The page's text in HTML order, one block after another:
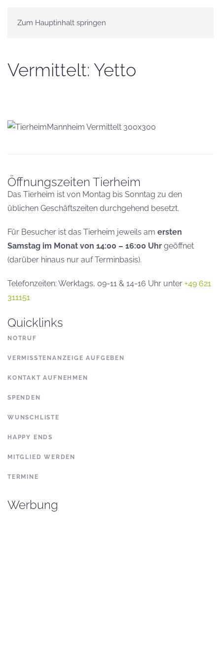
Zum Hauptinhalt springen
Vermittelt: Yetto
Öffnungszeiten Tierheim
Das Tierheim ist von Montag bis Sonntag zu den
üblichen Geschäftszeiten durchgehend besetzt.
Für Besucher ist das Tierheim jeweils am ersten
Samstag im Monat von 14:00 – 16:00 Uhr geöffnet
(darüber hinaus nur auf Terminbasis).
Telefonzeiten: Werktags, 09-11 & 14-16 Uhr unter +49 621
311151
Quicklinks
NOTRUF
VERMISSTENANZEIGE AUFGEBEN
KONTAKT AUFNEHMEN
SPENDEN
WUNSCHLISTE
HAPPY ENDS
MITGLIED WERDEN
TERMINE
Werbung